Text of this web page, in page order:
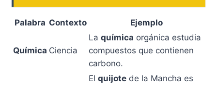
Palabra Contexto Ejemplo
Química Ciencia
La química orgánica estudia
compuestos que contienen
carbono.
El quijote de la Mancha es